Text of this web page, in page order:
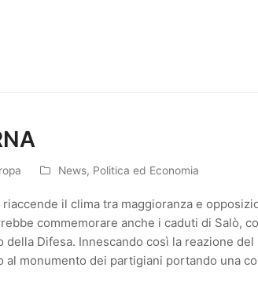
News, Politica ed Economia
il clima tra maggioranza e
commemorare anche i caduti di Salò,
Difesa. Innescando così la reazione del
al monumento dei partigiani portando una